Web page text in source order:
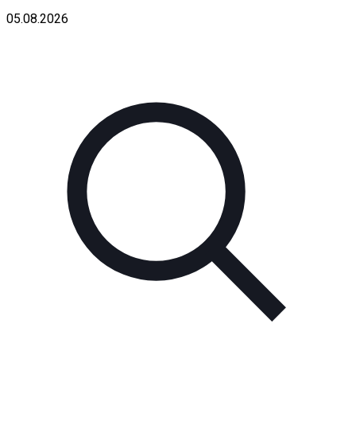
05.08.2026